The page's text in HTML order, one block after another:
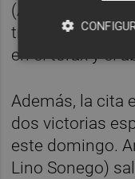
(Aprilia) sufrió
trasladado al
en el tórax y el
Además, la cita
dos victorias
este domingo.
Lino Sonego)